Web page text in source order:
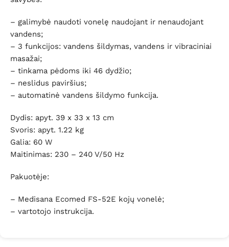
– galimybė naudoti vonelę naudojant ir nenaudojant
vandens;
– 3 funkcijos: vandens šildymas, vandens ir vibraciniai
masažai;
– tinkama pėdoms iki 46 dydžio;
– neslidus paviršius;
– automatinė vandens šildymo funkcija.
Dydis: apyt. 39 x 33 x 13 cm
Svoris: apyt. 1.22 kg
Galia: 60 W
Maitinimas: 230 – 240 V/50 Hz
Pakuotėje:
– Medisana Ecomed FS-52E kojų vonelė;
– vartotojo instrukcija.